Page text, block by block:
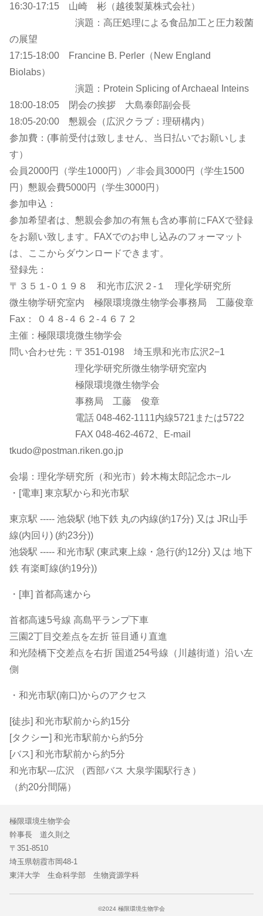
16:30-17:15 山崎 彬（越後製菓株式会社）
演題：高圧処理による食品加工と圧力殺菌
の展望
17:15-18:00 Francine B. Perler（New England
Biolabs）
演題：Protein Splicing of Archaeal Inteins
18:00-18:05 閉会の挨拶 大島泰郎副会長
18:05-20:00 懇親会（広沢クラブ：理研構内）
参加費：(事前受付は致しません、当日払いでお願いしま
す）
会員2000円（学生1000円）／非会員3000円（学生1500
円）懇親会費5000円（学生3000円）
参加申込：
参加希望者は、懇親会参加の有無も含め事前にFAXで登録
をお願い致します。FAXでのお申し込みのフォーマット
は、ここからダウンロードできます。
登録先：
〒３５１-０１９８ 和光市広沢２-１ 理化学研究所
微生物学研究室内 極限環境微生物学会事務局 工藤俊章
Fax： ０４８-４６２-４６７２
主催：極限環境微生物学会
問い合わせ先：〒351-0198 埼玉県和光市広沢2−1
理化学研究所微生物学研究室内
極限環境微生物学会
事務局 工藤 俊章
電話 048-462-1111内線5721または5722
FAX 048-462-4672、E-mail
tkudo@postman.riken.go.jp
会場：理化学研究所（和光市）鈴木梅太郎記念ホ−ル
・[電車] 東京駅から和光市駅
東京駅 ----- 池袋駅 (地下鉄 丸の内線(約17分) 又は JR山手
線(内回り) (約23分))
池袋駅 ----- 和光市駅 (東武東上線・急行(約12分) 又は 地下
鉄 有楽町線(約19分))
・[車] 首都高速から
首都高速5号線 高島平ランプ下車
三園2丁目交差点を左折 笹目通り直進
和光陸橋下交差点を右折 国道254号線（川越街道）沿い左
側
・和光市駅(南口)からのアクセス
[徒歩] 和光市駅前から約15分
[タクシー] 和光市駅前から約5分
[バス] 和光市駅前から約5分
和光市駅---広沢 （西部バス 大泉学園駅行き）
（約20分間隔）
極限環境生物学会
幹事長 道久則之
〒351-8510
埼玉県朝霞市岡48-1
東洋大学 生命科学部 生物資源学科
©2024 極限環境生物学会